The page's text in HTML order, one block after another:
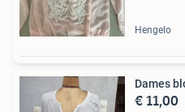
Hengelo
Dames
€ 11,00